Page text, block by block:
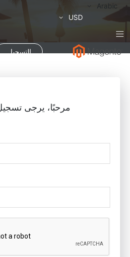
لغة
Arabic
العملة
USD
التسجيل
مرحبًا، يرجى